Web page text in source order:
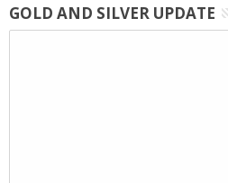
GOLD AND SILVER UPDATE